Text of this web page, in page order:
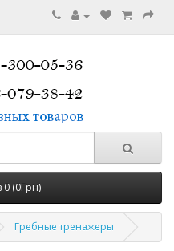
0 (0Грн)
Гребные тренажеры